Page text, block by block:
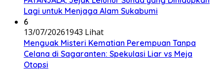
Lagi untuk Menjaga Alam Sukabumi
6
13/07/20261943 Lihat
Menguak Misteri Kematian Perempuan Tanpa
Celana di Sagaranten: Spekulasi Liar vs Meja
Otopsi